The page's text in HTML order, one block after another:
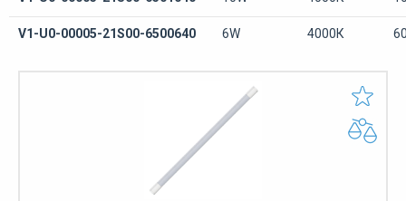
V1-U0-00005-21S00-6500640 6W 4000К